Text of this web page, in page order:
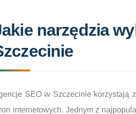
narzędzia
SEO w Szczecinie korzystają
internetowych. Jednym z